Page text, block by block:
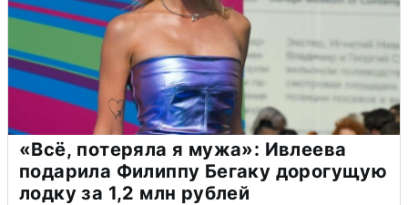
«Всё, потеряла я мужа»: Ивлеева
подарила Филиппу Бегаку дорогущую
лодку за 1,2 млн рублей